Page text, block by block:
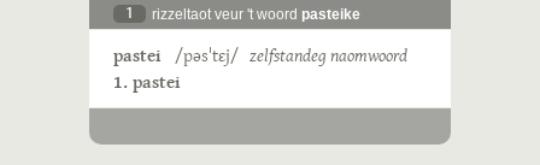
1 rizzeltaot veur 't woord pasteike
pastei /pəsˈtɛj/ zelfstandeg naomwoord
1. pastei